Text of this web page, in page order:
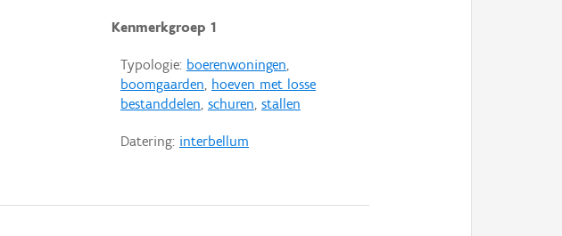
Kenmerkgroep 1
Typologie: boerenwoningen,
boomgaarden, hoeven met losse
bestanddelen, schuren, stallen
Datering: interbellum